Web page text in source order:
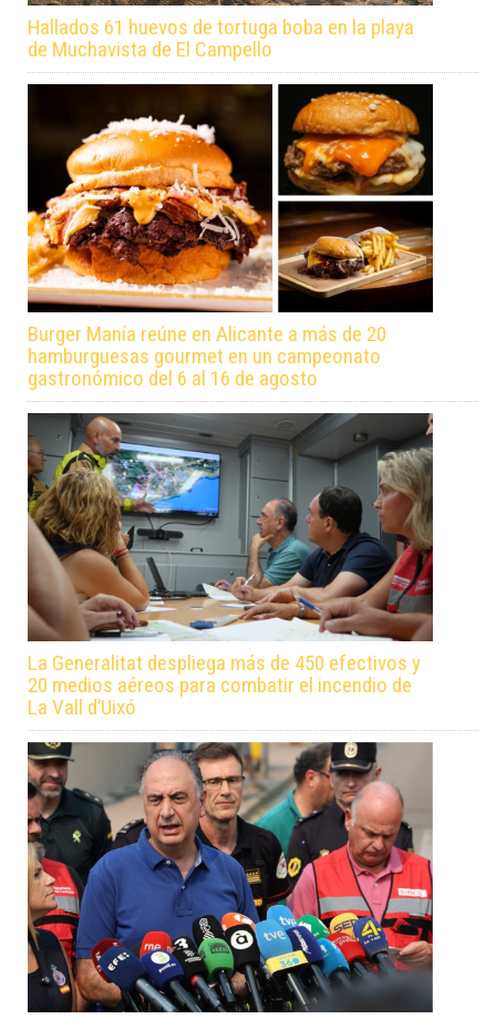
Hallados 61 huevos de tortuga boba en la playa
de Muchavista de El Campello
Burger Manía reúne en Alicante a más de 20
hamburguesas gourmet en un campeonato
gastronómico del 6 al 16 de agosto
La Generalitat despliega más de 450 efectivos y
20 medios aéreos para combatir el incendio de
La Vall d’Uixó